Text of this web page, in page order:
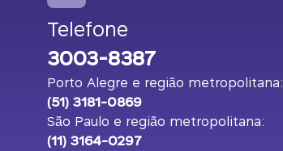
Telefone
3003-8387
Porto Alegre e região metropolitana:
(51) 3181-0869
São Paulo e região metropolitana:
(11) 3164-0297